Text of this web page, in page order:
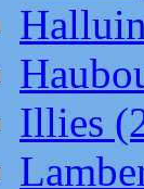
Illies